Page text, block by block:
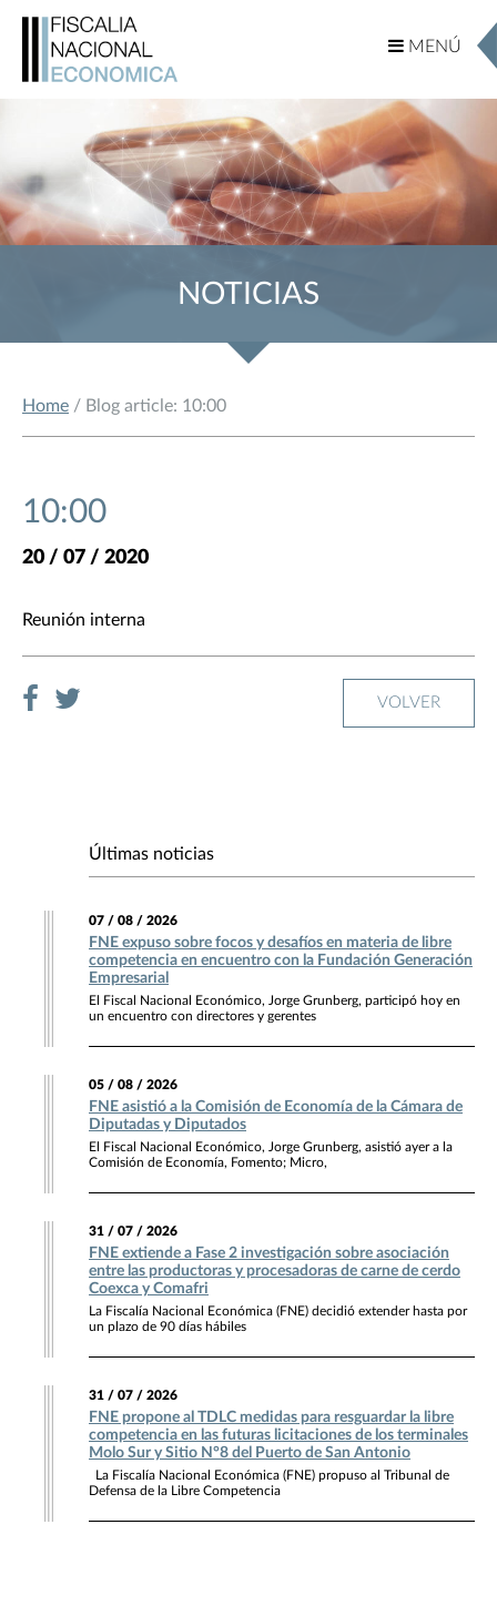
MENÚ
MENÚ
NOTICIAS
Home / Blog article: 10:00
10:00
20 / 07 / 2020
Reunión interna
VOLVER
Últimas noticias
07 / 08 / 2026
FNE expuso sobre focos y desafíos en materia de libre
competencia en encuentro con la Fundación Generación
Empresarial
El Fiscal Nacional Económico, Jorge Grunberg, participó hoy en
un encuentro con directores y gerentes
05 / 08 / 2026
FNE asistió a la Comisión de Economía de la Cámara de
Diputadas y Diputados
El Fiscal Nacional Económico, Jorge Grunberg, asistió ayer a la
Comisión de Economía, Fomento; Micro,
31 / 07 / 2026
FNE extiende a Fase 2 investigación sobre asociación
entre las productoras y procesadoras de carne de cerdo
Coexca y Comafri
La Fiscalía Nacional Económica (FNE) decidió extender hasta por
un plazo de 90 días hábiles
31 / 07 / 2026
FNE propone al TDLC medidas para resguardar la libre
competencia en las futuras licitaciones de los terminales
Molo Sur y Sitio N°8 del Puerto de San Antonio
La Fiscalía Nacional Económica (FNE) propuso al Tribunal de
Defensa de la Libre Competencia